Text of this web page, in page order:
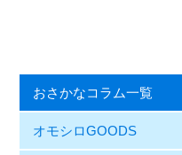
おさかなコラム一覧
オモシロGOODS